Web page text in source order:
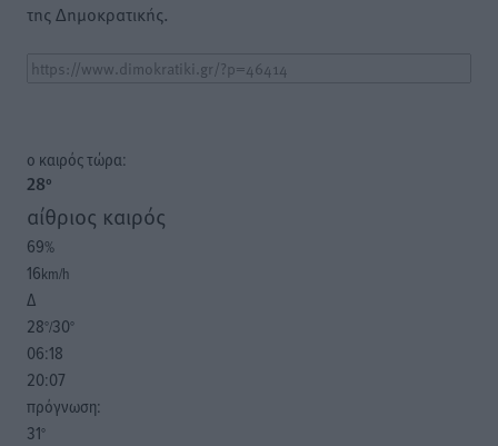
της Δημοκρατικής.
o καιρός τώρα:
28°
αίθριος καιρός
69%
16km/h
Δ
28°/30°
06:18
20:07
πρόγνωση:
31°